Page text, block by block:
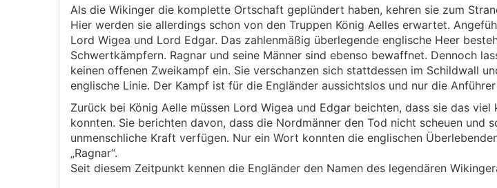
Als die Wikinger die komplette Ortschaft geplündert haben, kehren sie zum
Hier werden sie allerdings schon von den Truppen König Aelles erwartet.
Lord Wigea und Lord Edgar. Das zahlenmäßig überlegende englische Heer
Schwertkämpfern. Ragnar und seine Männer sind ebenso bewaffnet. Dennoch
keinen offenen Zweikampf ein. Sie verschanzen sich stattdessen im Schildwall
englische Linie. Der Kampf ist für die Engländer aussichtslos und nur die
Zurück bei König Aelle müssen Lord Wigea und Edgar beichten, dass sie das
konnten. Sie berichten davon, dass die Nordmänner den Tod nicht scheuen und
unmenschliche Kraft verfügen. Nur ein Wort konnten die englischen
„Ragnar“.
Seit diesem Zeitpunkt kennen die Engländer den Namen des legendären